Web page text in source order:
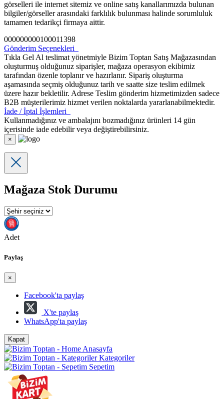
görselleri ile internet sitemiz ve online satış kanallarımızda bulunan
bilgiler/görseller arasındaki farklılık bulunması halinde sorumluluk
tamamen tedarikçi firmaya aittir.
000000000100011398
Gönderim Seçenekleri
Tıkla Gel Al teslimat yönetmiyle Bizim Toptan Satış Mağazasından
oluşturmuş olduğunuz siparişler, mağaza operasyon ekibimiz
tarafından özenle toplanır ve hazırlanır. Sipariş oluşturma
aşamasında seçmiş olduğunuz tarih ve saatte size teslim edilmek
üzere hazır bekletilir. Adrese Teslim gönderim hizmetimizden sadece
B2B müşterilerimiz hizmet verilen noktalarda yararlanabilmektedir.
İade / İptal İşlemleri
Kullanmadığınız ve ambalajını bozmadığınız ürünleri 14 gün
içerisinde iade edebilir veya değiştirebilirsiniz.
×
Mağaza Stok Durumu
Adet
Paylaş
×
Facebook'ta paylaş
X'te paylaş
WhatsApp'ta paylaş
Kapat
Anasayfa
Kategoriler
Sepetim